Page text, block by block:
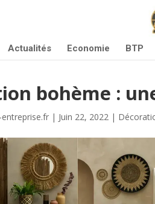
Actualités Economie BTP
bohème :
| Juin 22, 2022 |